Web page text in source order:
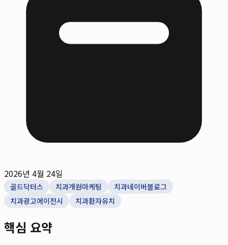
2026년 4월 24일
골드닥터스 치과개원마케팅
치과네이버블로그
치과광고에이전시
치과환자유치
핵심 요약